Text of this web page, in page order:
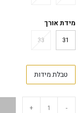
מידת אורך
31
33
טבלת מידות
-
+